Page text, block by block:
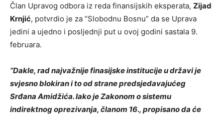
Član Upravog odbora iz reda finansijskih eksperata, Zijad
Krnjić, potvrdio je za “Slobodnu Bosnu” da se Uprava
jedini a ujedno i posljednji put u ovoj godini sastala 9.
februara.
“Dakle, rad najvažnije finasijske institucije u državi je
svjesno blokiran i to od strane predsjedavajućeg
Srđana Amidžića. Iako je Zakonom o sistemu
indirektnog oprezivanja, članom 16., propisano da će